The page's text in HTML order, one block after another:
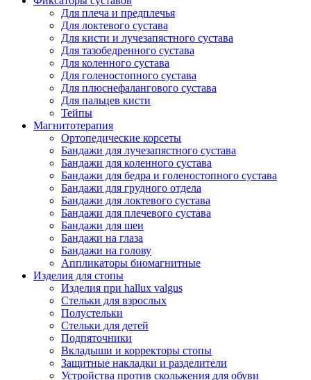
Для плеча и предплечья
Для локтевого сустава
Для кисти и лучезапястного сустава
Для тазобедренного сустава
Для коленного сустава
Для голеностопного сустава
Для плюснефалангового сустава
Для пальцев кисти
Тейпы
Магнитотерапия
Ортопедические корсеты
Бандажи для лучезапястного сустава
Бандажи для коленного сустава
Бандажи для бедра и голеностопного сустава
Бандажи для грудного отдела
Бандажи для локтевого сустава
Бандажи для плечевого сустава
Бандажи для шеи
Бандажи на глаза
Бандажи на голову
Аппликаторы биомагнитные
Изделия для стопы
Изделия при hallux valgus
Стельки для взрослых
Полустельки
Стельки для детей
Подпяточники
Вкладыши и корректоры стопы
Защитные накладки и разделители
Устройства против скольжения для обуви